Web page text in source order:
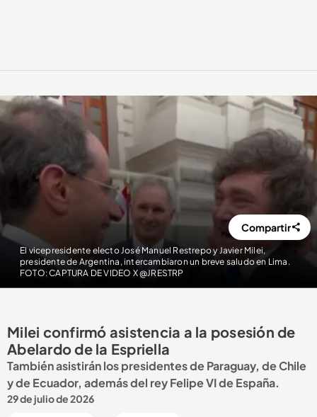
El vicepresidente electo José Manuel Restrepo y Javier Milei,
presidente de Argentina, intercambiaron un breve saludo en Lima.
FOTO: CAPTURA DE VIDEO X @JRESTRP
Compartir
Milei confirmó asistencia a la posesión de
Abelardo de la Espriella
También asistirán los presidentes de Paraguay, de Chile
y de Ecuador, además del rey Felipe VI de España.
29 de julio de 2026